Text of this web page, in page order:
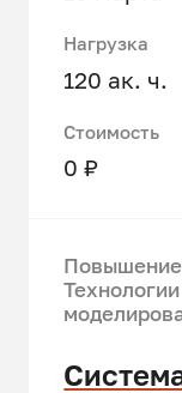
Нагрузка
120 ак. ч.
Стоимость
0 ₽